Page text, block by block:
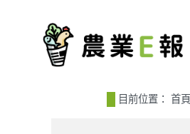
目前位置： 首頁